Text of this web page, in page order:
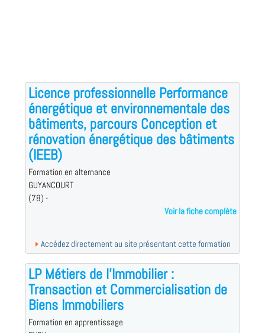
Licence professionnelle Performance
énergétique et environnementale des
bâtiments, parcours Conception et
rénovation énergétique des bâtiments
(IEEB)
Formation en alternance
GUYANCOURT
(78) -
Voir la fiche complète
Accédez directement au site présentant cette formation
LP Métiers de l'Immobilier :
Transaction et Commercialisation de
Biens Immobiliers
Formation en apprentissage